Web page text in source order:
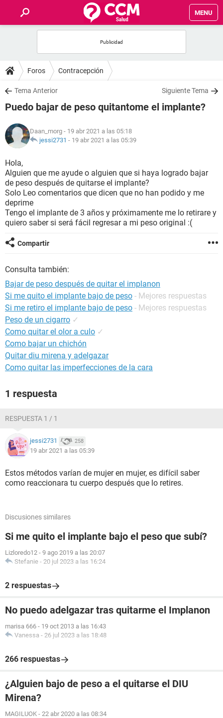
MENU
FOROS
SALUD
NUTRICIÓN
BIENESTAR
SEXUALIDAD
GLOSARIO
Foros Contracepción
Tema Anterior Siguiente Tema
Puedo bajar de peso quitantome el implante?
Daan_morg - 19 abr 2021 a las 05:18
jessi2731 - 19 abr 2021 a las 05:39
Hola,
Alguien que me ayude o alguien que si haya logrado bajar
de peso después de quitarse el implante?
Solo Leo comentarios que dicen que no han podido y me
deprime
Tengo el implante de 3 años y próximamente me lo retirare y
quiero saber si será fácil regresar a mi peso original :(
Compartir
Consulta también:
Bajar de peso después de quitar el implanon
Si me quito el implante bajo de peso - Mejores respuestas
Si me retiro el implante bajo de peso - Mejores respuestas
Peso de un cigarro ✓
Como quitar el olor a culo ✓
Como bajar un chichón
Quitar diu mirena y adelgazar
Como quitar las imperfecciones de la cara
1 respuesta
RESPUESTA 1 / 1
jessi2731 258
19 abr 2021 a las 05:39
Estos métodos varían de mujer en mujer, es difícil saber
como reaccionara tu cuerpo después que lo retires.
Discusiones similares
Si me quito el implante bajo el peso que subí?
Lizloredo12 - 9 ago 2019 a las 20:07
Stefanie - 20 jul 2023 a las 16:24
2 respuestas
No puedo adelgazar tras quitarme el Implanon
marisa 666 - 19 oct 2013 a las 16:43
Vanessa - 26 jul 2023 a las 18:48
266 respuestas
¿Alguien bajo de peso a el quitarse el DIU
Mirena?
MAGILUOK - 22 abr 2020 a las 08:34